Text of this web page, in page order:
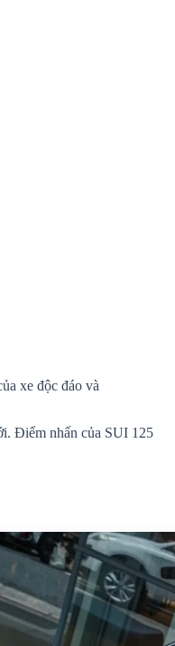
xe độc đáo và
Điểm nhấn của SUI 125